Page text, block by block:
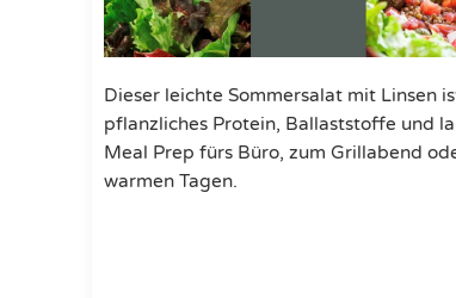
Dieser leichte Sommersalat mit Linsen
pflanzliches Protein, Ballaststoffe und
Meal Prep fürs Büro, zum Grillabend
warmen Tagen.